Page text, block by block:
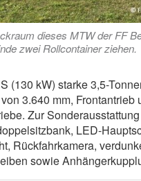
dieses MTW der FF
zwei Rollcontainer ziehen.
(130 kW) starke 3,5-
3.640 mm, Frontantrieb
Zur
LED-
Rückfahrkamera,
sowie